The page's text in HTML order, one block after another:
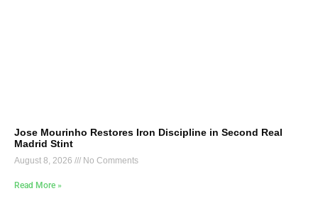
Jose Mourinho Restores Iron Discipline in Second Real
Madrid Stint
August 8, 2026 No Comments
Read More »